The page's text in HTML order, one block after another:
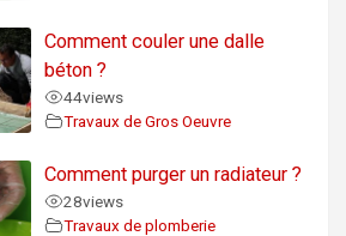
Comment couler une dalle
béton ?
44views
Travaux de Gros Oeuvre
Comment purger un radiateur ?
28views
Travaux de plomberie